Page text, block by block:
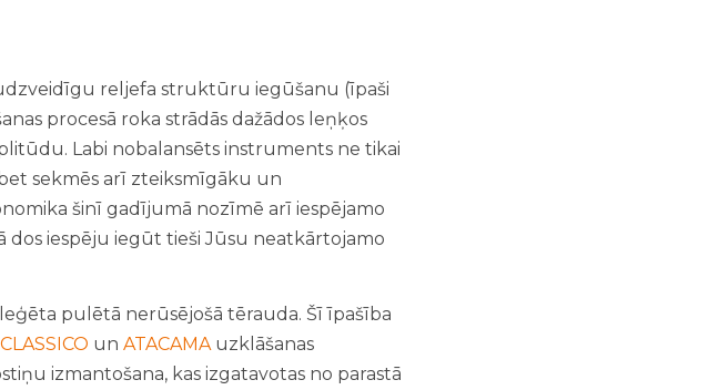
reljefa struktūru iegūšanu (īpaši
procesā roka strādās dažādos leņķos
Labi nobalansēts instruments ne tikai
sekmēs arī zteiksmīgāku un
šinī gadījumā nozīmē arī iespējamo
dos iespēju iegūt tieši Jūsu neatkārtojamo
pulētā nerūsējošā tērauda. Šī īpašība
un ATACAMAuzklāšanas
izmantošana, kas izgatavotas no parastā